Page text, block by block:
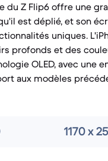
du Z Flip6 offre une
est déplié, et son
uniques.
profonds et des
OLED, avec une
aux modèles
1170 x